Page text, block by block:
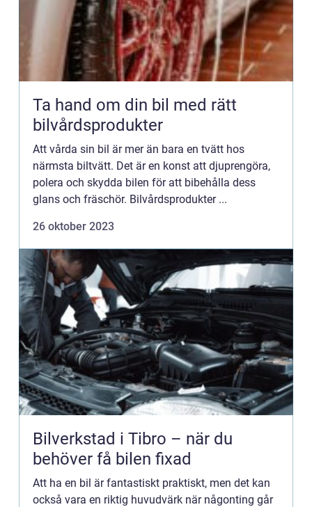
Ta hand om din bil med rätt
bilvårdsprodukter
Att vårda sin bil är mer än bara en tvätt hos
närmsta biltvätt. Det är en konst att djuprengöra,
polera och skydda bilen för att bibehålla dess
glans och fräschör. Bilvårdsprodukter ...
26 oktober 2023
Bilverkstad i Tibro – när du
behöver få bilen fixad
Att ha en bil är fantastiskt praktiskt, men det kan
också vara en riktig huvudvärk när någonting går